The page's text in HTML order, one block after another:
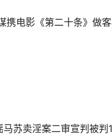
电影《第二十条》做
苏卖淫案二审宣判被判